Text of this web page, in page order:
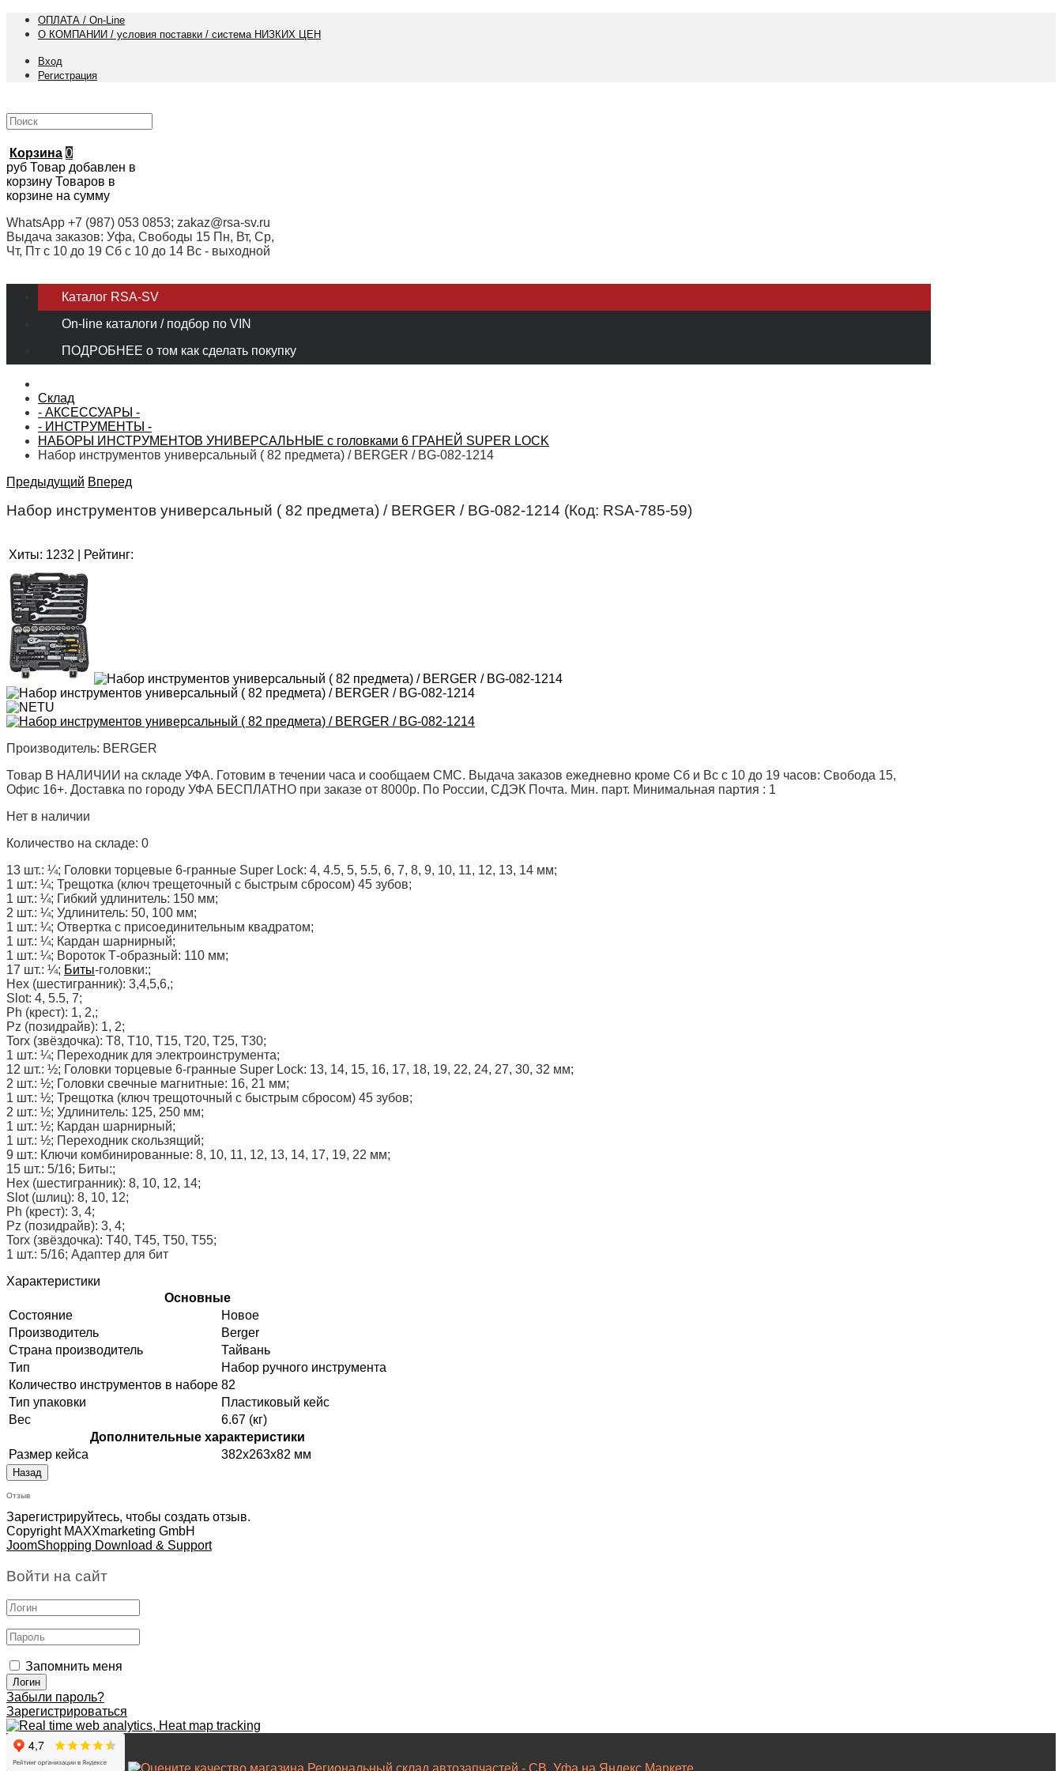
ОПЛАТА / On-Line
О КОМПАНИИ / условия поставки / система НИЗКИХ ЦЕН
Вход
Регистрация
Корзина 0
руб Товар добавлен в
корзину Товаров в
корзине на сумму
WhatsApp +7 (987) 053 0853; zakaz@rsa-sv.ru
Выдача заказов: Уфа, Свободы 15 Пн, Вт, Ср,
Чт, Пт с 10 до 19 Сб с 10 до 14 Вс - выходной
Каталог RSA-SV
On-line каталоги / подбор по VIN
ПОДРОБНЕЕ о том как сделать покупку
Склад
- АКСЕССУАРЫ -
- ИНСТРУМЕНТЫ -
НАБОРЫ ИНСТРУМЕНТОВ УНИВЕРСАЛЬНЫЕ с головками 6 ГРАНЕЙ SUPER LOCK
Набор инструментов универсальный ( 82 предмета) / BERGER / BG-082-1214
Предыдущий Вперед
Набор инструментов универсальный ( 82 предмета) / BERGER / BG-082-1214 (Код: RSA-785-59)
Хиты: 1232 Рейтинг:
Производитель: BERGER
Товар В НАЛИЧИИ на складе УФА. Готовим в течении часа и сообщаем СМС. Выдача заказов ежедневно кроме Сб и Вс с 10 до 19 часов: Свобода 15,
Офис 16+. Доставка по городу УФА БЕСПЛАТНО при заказе от 8000р. По России, СДЭК Почта. Мин. парт. Минимальная партия : 1
Нет в наличии
Количество на складе: 0
13 шт.: ¼; Головки торцевые 6-гранные Super Lock: 4, 4.5, 5, 5.5, 6, 7, 8, 9, 10, 11, 12, 13, 14 мм;
1 шт.: ¼; Трещотка (ключ трещеточный с быстрым сбросом) 45 зубов;
1 шт.: ¼; Гибкий удлинитель: 150 мм;
2 шт.: ¼; Удлинитель: 50, 100 мм;
1 шт.: ¼; Отвертка с присоединительным квадратом;
1 шт.: ¼; Кардан шарнирный;
1 шт.: ¼; Вороток Т-образный: 110 мм;
17 шт.: ¼; Биты-головки:;
Hex (шестигранник): 3,4,5,6,;
Slot: 4, 5.5, 7;
Ph (крест): 1, 2,;
Pz (позидрайв): 1, 2;
Torx (звёздочка): T8, T10, T15, T20, T25, T30;
1 шт.: ¼; Переходник для электроинструмента;
12 шт.: ½; Головки торцевые 6-гранные Super Lock: 13, 14, 15, 16, 17, 18, 19, 22, 24, 27, 30, 32 мм;
2 шт.: ½; Головки свечные магнитные: 16, 21 мм;
1 шт.: ½; Трещотка (ключ трещоточный с быстрым сбросом) 45 зубов;
2 шт.: ½; Удлинитель: 125, 250 мм;
1 шт.: ½; Кардан шарнирный;
1 шт.: ½; Переходник скользящий;
9 шт.: Ключи комбинированные: 8, 10, 11, 12, 13, 14, 17, 19, 22 мм;
15 шт.: 5/16; Биты:;
Hex (шестигранник): 8, 10, 12, 14;
Slot (шлиц): 8, 10, 12;
Ph (крест): 3, 4;
Pz (позидрайв): 3, 4;
Torx (звёздочка): T40, T45, T50, T55;
1 шт.: 5/16; Адаптер для бит
Характеристики
Основные
Состояние
Новое
Производитель
Berger
Страна производитель
Тайвань
Тип
Набор ручного инструмента
Количество инструментов в наборе 82
Тип упаковки
Пластиковый кейс
Вес
6.67 (кг)
Дополнительные характеристики
Размер кейса
382x263x82 мм
Отзыв
Зарегистрируйтесь, чтобы создать отзыв.
Copyright MAXXmarketing GmbH
JoomShopping Download & Support
Войти на сайт
Запомнить меня
Забыли пароль?
Зарегистрироваться